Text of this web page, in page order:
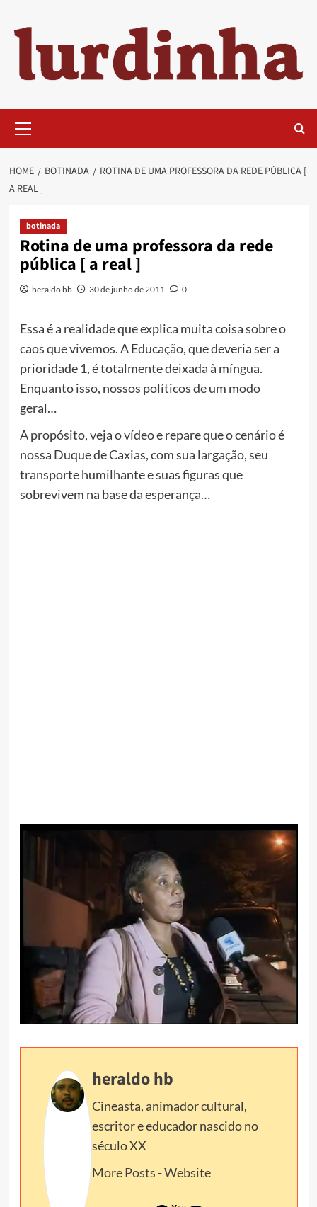
content
Menu
HOME BOTINADA
ROTINA DE UMA PROFESSORA DA REDE PÚBLICA [
A REAL ]
botinada
Rotina de uma professora da rede
pública [ a real ]
heraldo hb 30 de junho de 2011 0
Essa é a realidade que explica muita coisa sobre o
caos que vivemos. A Educação, que deveria ser a
prioridade 1, é totalmente deixada à míngua.
Enquanto isso, nossos políticos de um modo
geral…
A propósito, veja o vídeo e repare que o cenário é
nossa Duque de Caxias, com sua largação, seu
transporte humilhante e suas figuras que
sobrevivem na base da esperança…
heraldo hb
Cineasta, animador cultural,
escritor e educador nascido no
século XX
More Posts -Website